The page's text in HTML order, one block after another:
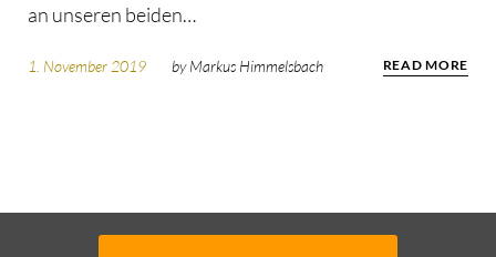
an unseren beiden…
1. November 2019 byMarkus Himmelsbach READ MORE